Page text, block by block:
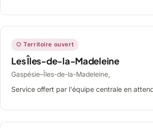
○ Territoire ouvert
Les Îles-de-la-Madeleine
Gaspésie–Îles-de-la-Madeleine,
Service offert par l'équipe centrale en